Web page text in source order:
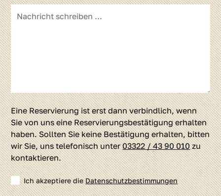
Eine Reservierung ist erst dann verbindlich, wenn
Sie von uns eine Reservierungsbestätigung erhalten
haben. Sollten Sie keine Bestätigung erhalten, bitten
wir Sie, uns telefonisch unter03322 / 43 90 010zu
kontaktieren.
Ich akzeptiere dieDatenschutzbestimmungen